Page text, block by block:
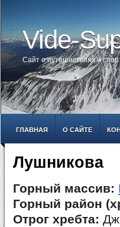
Vide-
Сайт о путешествиях и
ГЛАВНАЯ О САЙТЕ
Лушникова
Горный массив:
Горный район
Отрог хребта: